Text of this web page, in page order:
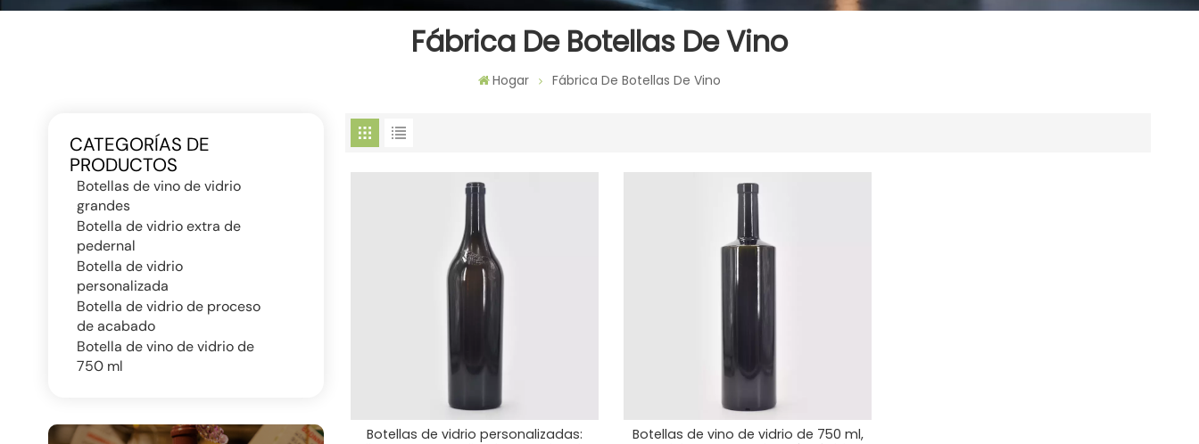
Fábrica De Botellas De Vino
Hogar Fábrica De Botellas De Vino
CATEGORÍAS DE
PRODUCTOS
Botellas de vino de vidrio
grandes
Botella de vidrio extra de
pedernal
Botella de vidrio
personalizada
Botella de vidrio de proceso
de acabado
Botella de vino de vidrio de
750 ml
Botellas de vidrio personalizadas:
Botellas de vino de vidrio de 750 ml,